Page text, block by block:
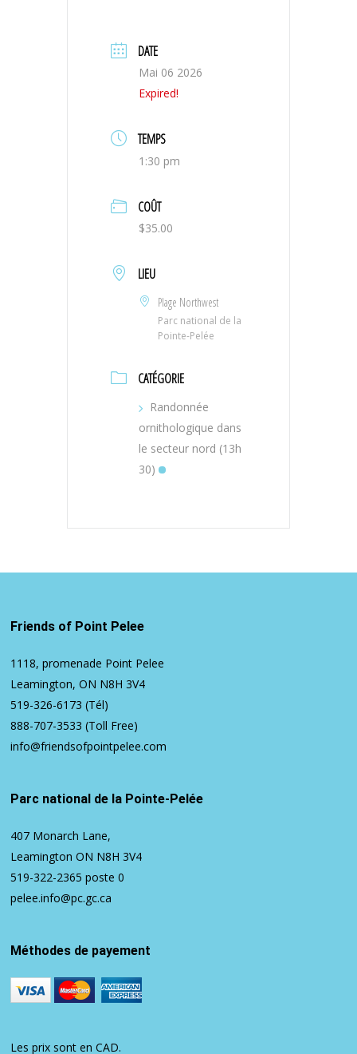
DATE
Mai 06 2026
Expired!
TEMPS
1:30 pm
COÛT
$35.00
LIEU
Plage Northwest
Parc national de la
Pointe-Pelée
CATÉGORIE
Randonnée
ornithologique dans
le secteur nord (13h
30)
Friends of Point Pelee
1118, promenade Point Pelee
Leamington, ON N8H 3V4
519-326-6173 (Tél)
888-707-3533 (Toll Free)
info@friendsofpointpelee.com
Parc national de la Pointe-Pelée
407 Monarch Lane,
Leamington ON N8H 3V4
519-322-2365 poste 0
pelee.info@pc.gc.ca
Méthodes de payement
Les prix sont en CAD.